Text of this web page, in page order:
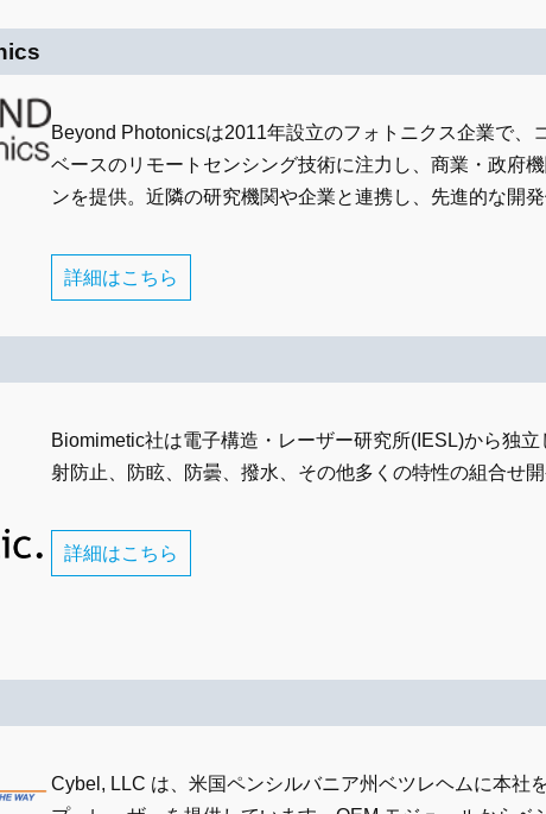
Beyond Photonicsは2011年設立のフォトニクス企業で
ベースのリモートセンシング技術に注力し、商業・政府
ンを提供。近隣の研究機関や企業と連携し、先進的な開発
詳細はこちら
Biomimetic社は電子構造・レーザー研究所(IESL)から独
射防止、防眩、防曇、撥水、その他多くの特性の組合せ
詳細はこちら
Cybel, LLC は、米国ペンシルバニア州ベツレヘムに本社